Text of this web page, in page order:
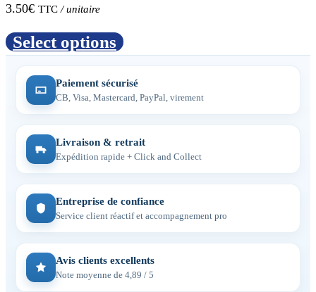
3.50€ TTC / unitaire
Select options
Paiement sécurisé
CB, Visa, Mastercard, PayPal, virement
Livraison & retrait
Expédition rapide + Click and Collect
Entreprise de confiance
Service client réactif et accompagnement pro
Avis clients excellents
Note moyenne de 4,89 / 5